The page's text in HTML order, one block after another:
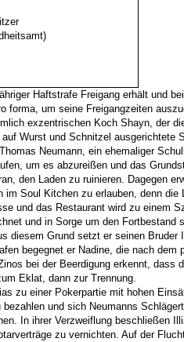
Haftstrafe Freigang erhält und
forma, um seine Freigangzeiten
exzentrischen Koch Shayn, der
Wurst und Schnitzel ausgerichtete
Neumann, ein ehemaliger
um es abzureißen und das
den Laden zu ruinieren. Dagegen
im Soul Kitchen zu erlauben, denn
und das Restaurant wird zu einem
und in Sorge um den Fortbestand
diesem Grund setzt er seinen
begegnet er Nadine, die nach dem
bei der Beerdigung erkennt, dass
Eklat, dann zur Trennung.
zu einer Pokerpartie mit hohen
und sich Neumanns
In ihrer Verzweiflung beschließen
zu vernichten. Auf der